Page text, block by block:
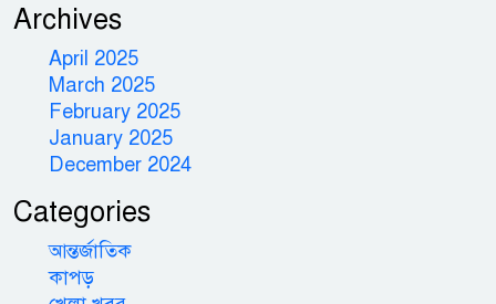
Archives
April 2025
March 2025
February 2025
January 2025
December 2024
Categories
আন্তর্জাতিক
কাপড়